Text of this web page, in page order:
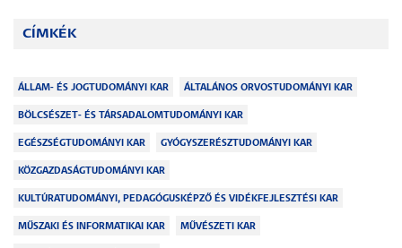
CÍMKÉK
ÁLLAM- ÉS JOGTUDOMÁNYI KAR ÁLTALÁNOS ORVOSTUDOMÁNYI KAR
BÖLCSÉSZET- ÉS TÁRSADALOMTUDOMÁNYI KAR
EGÉSZSÉGTUDOMÁNYI KAR GYÓGYSZERÉSZTUDOMÁNYI KAR
KÖZGAZDASÁGTUDOMÁNYI KAR
KULTÚRATUDOMÁNYI, PEDAGÓGUSKÉPZŐ ÉS VIDÉKFEJLESZTÉSI KAR
MŰSZAKI ÉS INFORMATIKAI KAR MŰVÉSZETI KAR